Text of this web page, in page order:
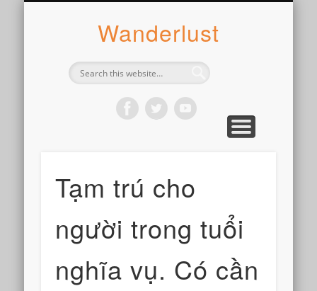
Wanderlust
ABOUT SYLVIE
WRITE
READ
WANDER
WEAR
COOK
PHOTOGRAPH
Tạm trú cho
người trong tuổi
nghĩa vụ. Có cần